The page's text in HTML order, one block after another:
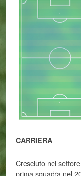
CARRIERA
Cresciuto nel
prima squadra nel